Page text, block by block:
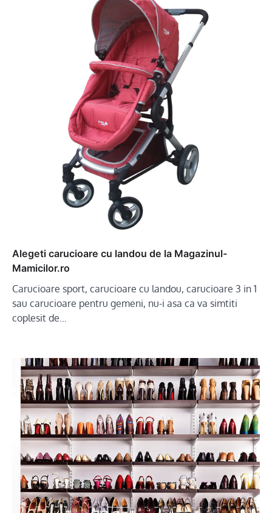
Alegeti carucioare cu landou de la Magazinul-
Mamicilor.ro
Carucioare sport, carucioare cu landou, carucioare 3 in 1
sau carucioare pentru gemeni, nu-i asa ca va simtiti
coplesit de…